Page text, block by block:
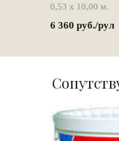
0,53 х 10,00 м.
6 360 руб./рул